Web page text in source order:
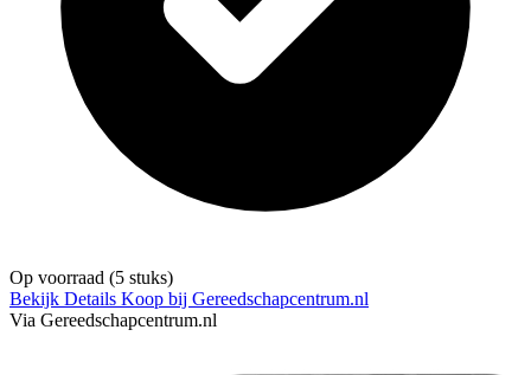
Op voorraad (5 stuks)
Bekijk Details Koop bij Gereedschapcentrum.nl
Via Gereedschapcentrum.nl